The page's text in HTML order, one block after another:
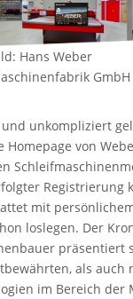
Hans Weber
GmbH
und unkompliziert
Homepage von
Registrierung
mit
loslegen. Der
präsentiert
als auch
im Bereich der